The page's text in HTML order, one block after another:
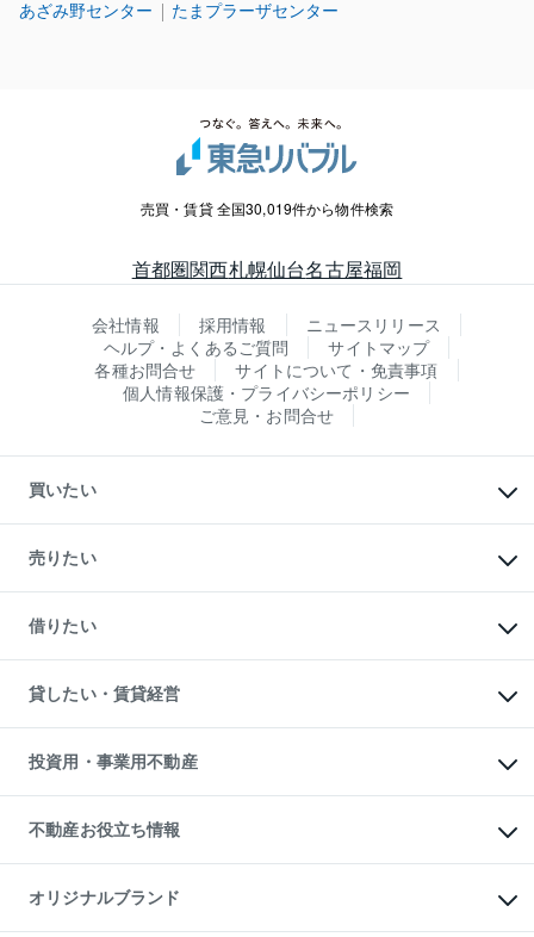
あざみ野センター たまプラーザセンター
売買・賃貸 全国30,019件から物件検索
首都圏関西札幌仙台名古屋福岡
会社情報 採用情報
ニュースリリース
ヘルプ・よくあるご質問
サイトマップ
各種お問合せ
サイトについて・免責事項
個人情報保護・プライバシーポリシー
ご意見・お問合せ
買いたい
新築・分譲マンションの購入
中古マンションの購入
一戸建ての購入
中古一戸建ての購入
不動産購入の流れ
注目キーワード物件特集
購入ガイド
English 繁体中文簡体中文
売りたい
一戸建ての売却・査定
土地の売却・査定
スピードAI査定
不動産査定について
不動産売却の流れ
不動産買換えの流れ
売却ガイド
借りたい
オフィス・店舗の賃貸
借りるときの流れ
借りるガイド
貸したい・賃貸経営
マンション賃料データ
賃貸管理プラン
リロケーションについて
貸すガイド
投資用・事業用不動産
事業用不動産
マンション投資
投資用マンション
アパート経営
不動産お役立ち情報
マンションライブラリー
人気マンションランキング
暮らしに役立つ不動産メディア
オリジナルブランド